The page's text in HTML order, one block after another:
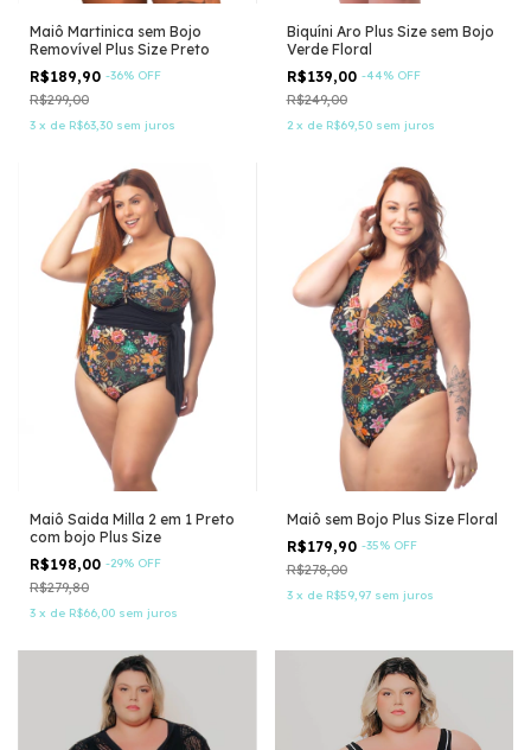
Maiô Martinica sem Bojo
Removível Plus Size Preto
R$189,90 -36% OFF
R$299,00
3 x de R$63,30 sem juros
Biquíni Aro Plus Size sem Bojo
Verde Floral
R$139,00 -44% OFF
R$249,00
2 x de R$69,50 sem juros
Maiô Saida Milla 2 em 1 Preto
com bojo Plus Size
R$198,00 -29% OFF
R$279,80
3 x de R$66,00 sem juros
Maiô sem Bojo Plus Size Floral
R$179,90 -35% OFF
R$278,00
3 x de R$59,97 sem juros